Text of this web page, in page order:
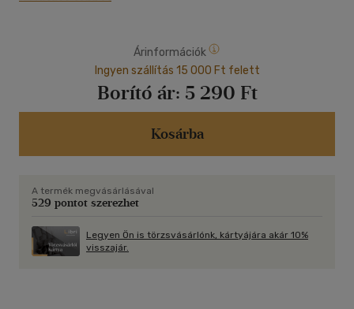
Gimnázium tanulói között a segítőjét.
meglepetésére sokkal többről szól, mint gondolta volna és
nem várt döntés elé állítja a lányt - mert a Deákban mindig
történik valami...
Árinformációk
Ingyen szállítás 15 000 Ft felett
Borító ár: 5 290 Ft
Kosárba
A termék megvásárlásával
529 pontot szerezhet
Legyen Ön is törzsvásárlónk, kártyájára akár 10%
visszajár.